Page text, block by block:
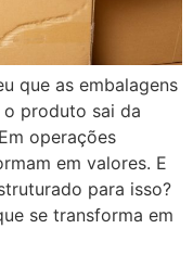
que as embalagens
o produto sai da
operações
em valores. E
para isso?
se transforma em